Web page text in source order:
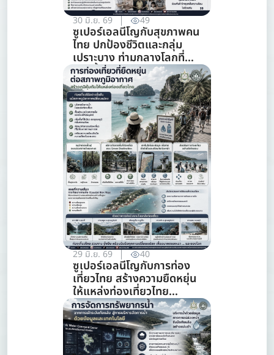
30 มิ.ย. 69 49
ซูเปอร์เอลนีโญกับสุขภาพคน
ไทย ปกป้องชีวิตและกลุ่ม
เปราะบาง ท่ามกลางโลกที่
ร้อนขึ้น (สาขาสาธารณสุข)
29 มิ.ย. 69 40
ซูเปอร์เอลนีโญกับการท่อง
เที่ยวไทย สร้างความยืดหยุ่น
ให้แหล่งท่องเที่ยวไทย
ท่ามกลางความท้าทายจาก
สภาพภูมิอากาศ (สาขาการ
ท่องเที่ยว)